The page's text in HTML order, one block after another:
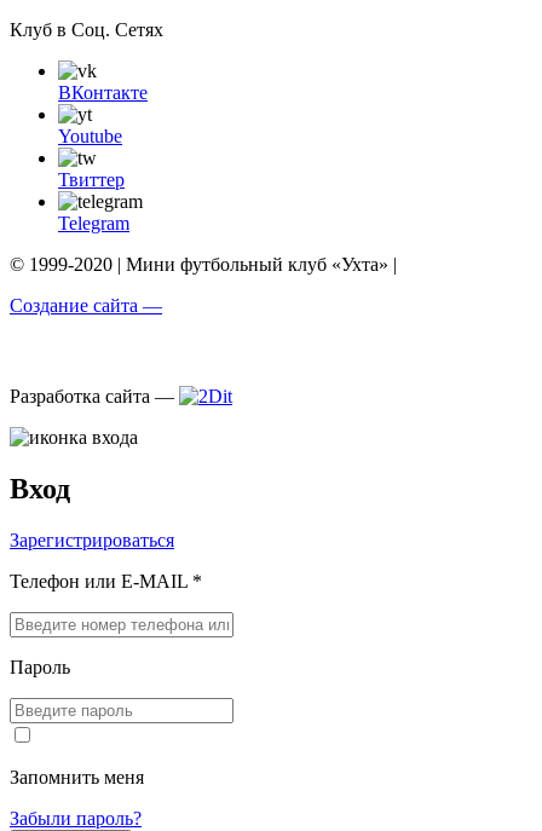
Клуб в Соц. Сетях
ВКонтакте
Youtube
Твиттер
Telegram
© 1999-2020 | Мини футбольный клуб «Ухта» |
Создание сайта —
Разработка сайта —
Вход
Зарегистрироваться
Телефон или E-MAIL *
Пароль
Запомнить меня
Забыли пароль?